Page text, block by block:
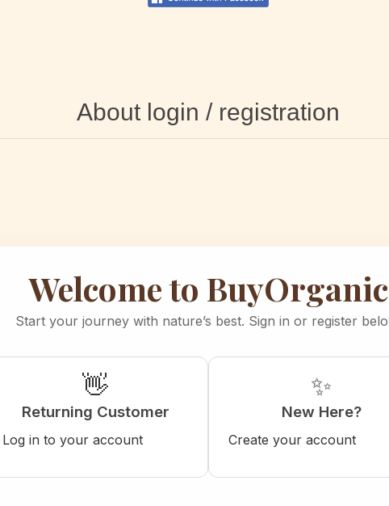
About login / registration
Welcome to BuyOrganic
Start your journey with nature’s best. Sign in or register
👋
Returning Customer
Log in to your account
✨
New Here?
Create your account